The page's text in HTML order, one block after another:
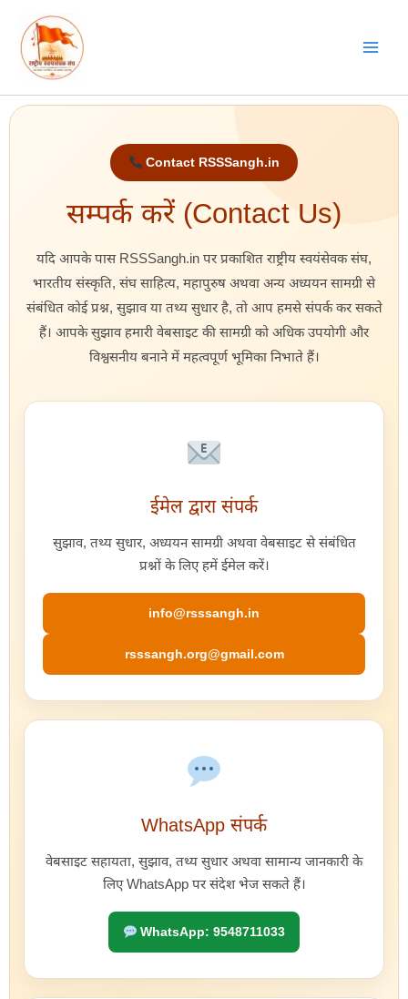
content
Contact RSSSangh.in
सम्पर्क करें (Contact Us)
यदि आपके पास RSSSangh.in पर प्रकाशित राष्ट्रीय स्वयंसेवक संघ,
भारतीय संस्कृति, संघ साहित्य, महापुरुष अथवा अन्य अध्ययन सामग्री से
संबंधित कोई प्रश्न, सुझाव या तथ्य सुधार है, तो आप हमसे संपर्क कर सकते
हैं। आपके सुझाव हमारी वेबसाइट की सामग्री को अधिक उपयोगी और
विश्वसनीय बनाने में महत्वपूर्ण भूमिका निभाते हैं।
ईमेल द्वारा संपर्क
सुझाव, तथ्य सुधार, अध्ययन सामग्री अथवा वेबसाइट से संबंधित
प्रश्नों के लिए हमें ईमेल करें।
info@rsssangh.in
rsssangh.org@gmail.com
WhatsApp संपर्क
वेबसाइट सहायता, सुझाव, तथ्य सुधार अथवा सामान्य जानकारी के
लिए WhatsApp पर संदेश भेज सकते हैं।
WhatsApp: 9548711033